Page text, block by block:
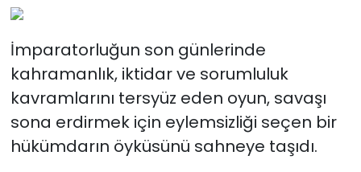
İmparatorluğun son günlerinde
kahramanlık, iktidar ve sorumluluk
kavramlarını tersyüz eden oyun, savaşı
sona erdirmek için eylemsizliği seçen bir
hükümdarın öyküsünü sahneye taşıdı.